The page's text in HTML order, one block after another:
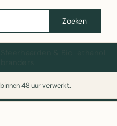
Zoeken
48 uur verwerkt.
alle prijzen op Witgoedaanbod.nl